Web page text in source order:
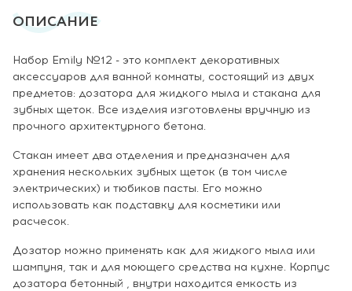
ОПИСАНИЕ
Набор Emily №12 - это комплект декоративных
аксессуаров для ванной комнаты, состоящий из двух
предметов: дозатора для жидкого мыла и стакана для
зубных щеток. Все изделия изготовлены вручную из
прочного архитектурного бетона.
Стакан имеет два отделения и предназначен для
хранения нескольких зубных щеток (в том числе
электрических) и тюбиков пасты. Его можно
использовать как подставку для косметики или
расчесок.
Дозатор можно применять как для жидкого мыла или
шампуня, так и для моющего средства на кухне. Корпус
дозатора бетонный , внутри находится емкость из